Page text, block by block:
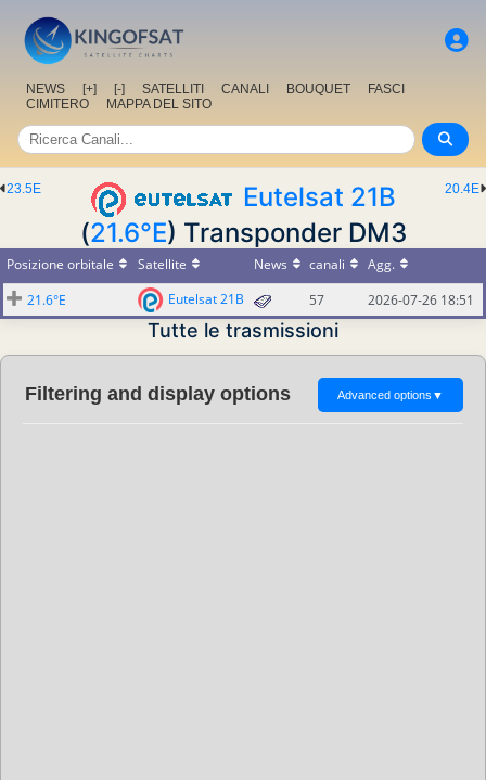
NEWS [+] [-] SATELLITI CANALI BOUQUET
FASCI
CIMITERO
MAPPA DEL SITO
20.4E
23.5E
Eutelsat 21B
(21.6°E) Transponder DM3
Posizione orbitale Satellite News canali
Agg.
21.6°E
Eutelsat 21B 57 2026-07-26 18:51
Tutte le trasmissioni
Filtering and display options Advanced options ▼